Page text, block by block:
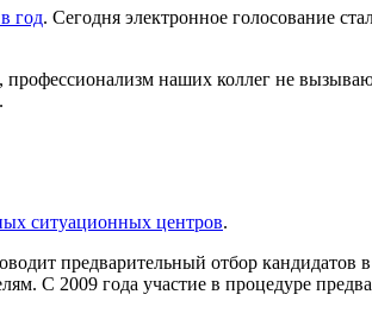
год. Сегодня электронное голосование
наших коллег не
ситуационных центров.
предварительный отбор кандидатов
С 2009 года участие в процедуре